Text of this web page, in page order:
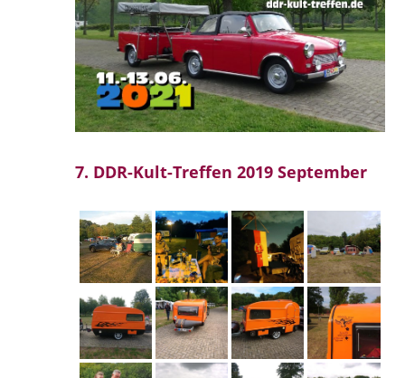
7. DDR-Kult-Treffen 2019 September